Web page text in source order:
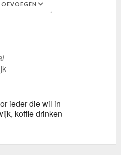
ieder die wil in
koffie drinken